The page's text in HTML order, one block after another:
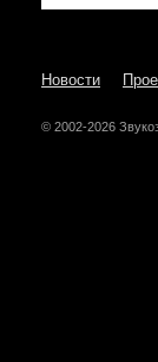
Новости
© 2002-2026